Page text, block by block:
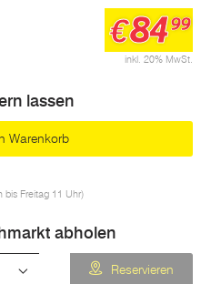
inkl. 20% MwSt.
€8499
lassen
Warenkorb
bis Freitag 11 Uhr)
abholen
Reservieren